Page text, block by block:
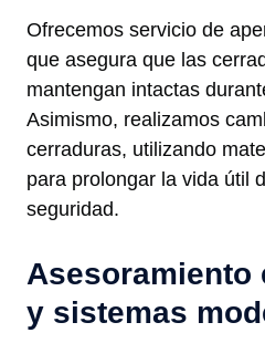
Ofrecemos servicio de
que asegura que las
mantengan intactas
Asimismo, realizamos
cerraduras, utilizando
para prolongar la vida útil
seguridad.
Asesoramiento
y sistemas